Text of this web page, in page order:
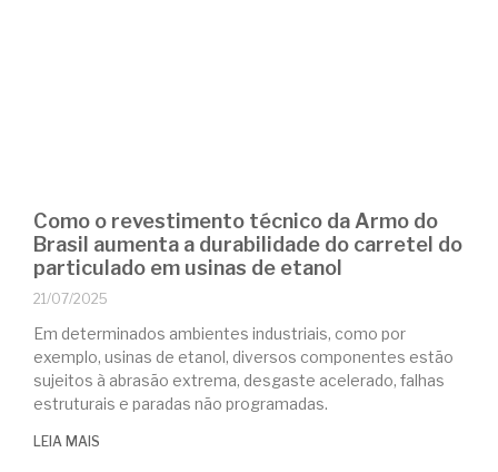
Como o revestimento técnico da Armo do
Brasil aumenta a durabilidade do carretel do
particulado em usinas de etanol
21/07/2025
Em determinados ambientes industriais, como por
exemplo, usinas de etanol, diversos componentes estão
sujeitos à abrasão extrema, desgaste acelerado, falhas
estruturais e paradas não programadas.
LEIA MAIS